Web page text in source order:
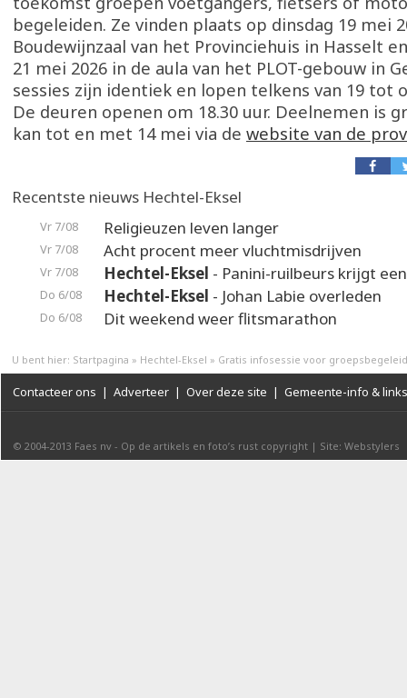
begeleiden. Ze vinden plaats op dinsdag 19 mei
Boudewijnzaal van het Provinciehuis in Hasselt
21 mei 2026 in de aula van het PLOT-gebouw in
sessies zijn identiek en lopen telkens van 19 tot
De deuren openen om 18.30 uur. Deelnemen is
kan tot en met 14 mei via de website van de
Recentste nieuws Hechtel-Eksel
Vr 7/08 Religieuzen leven langer
Vr 7/08 Acht procent meer vluchtmisdrijven
Vr 7/08 Hechtel-Eksel - Panini-ruilbeurs krijgt
Do 6/08 Hechtel-Eksel - Johan Labie overleden
Do 6/08 Dit weekend weer flitsmarathon
U bent hier: Startpagina » Hechtel-Eksel » Gratis infosessie voor
Contacteer ons | Adverteer | Over deze site | Gemeente-info & links
© 2004-2013 Faes nv - Op de artikels en foto’s rust copyright | Site: Webstylers